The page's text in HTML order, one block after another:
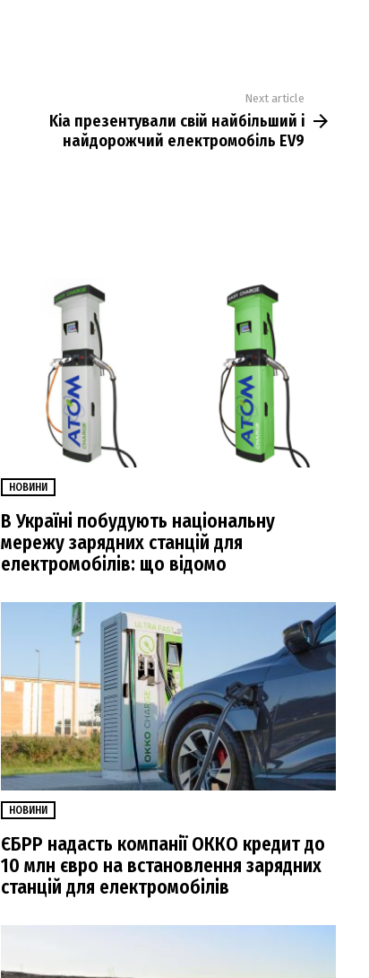
Next article
Kia презентували свій найбільший і
найдорожчий електромобіль EV9
НОВИНИ
В Україні побудують національну
мережу зарядних станцій для
електромобілів: що відомо
НОВИНИ
ЄБРР надасть компанії ОККО кредит до
10 млн євро на встановлення зарядних
станцій для електромобілів